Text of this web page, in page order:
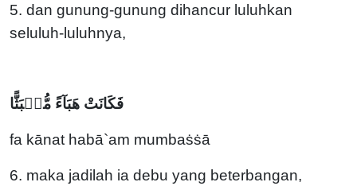
5. dan gunung-gunung dihancur luluhkan
seluluh-luluhnya,
فَكَانَتْ هَبَآءً مُّنۢبَثًّا
fa kānat habā`am mumbaṡṡā
6. maka jadilah ia debu yang beterbangan,